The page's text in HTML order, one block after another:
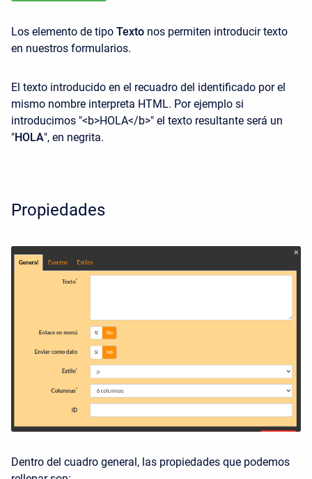
Los elemento de tipo Texto nos permiten introducir texto
en nuestros formularios.
El texto introducido en el recuadro del identificado por el
mismo nombre interpreta HTML. Por ejemplo si
introducimos "<b>HOLA</b>" el texto resultante será un
"HOLA", en negrita.
Propiedades
Dentro del cuadro general, las propiedades que podemos